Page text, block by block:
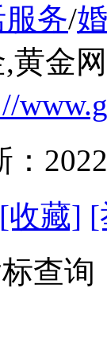
务/
黄金
：
[收藏] [
查询